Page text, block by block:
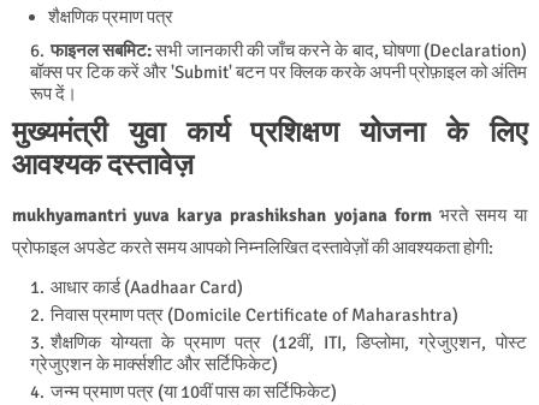
शैक्षणिक प्रमाण पत्र
फाइनल सबमिट:सभी जानकारी की जाँच करने के बाद, घोषणा (Declaration)
बॉक्स पर टिक करें और 'Submit' बटन पर क्लिक करके अपनी प्रोफ़ाइल को अंतिम
रूप दें।
मुख्यमंत्री युवा कार्य प्रशिक्षण योजना के लिए
आवश्यक दस्तावेज़
mukhyamantri yuva karya prashikshan yojana formभरते समय या
प्रोफाइल अपडेट करते समय आपको निम्नलिखित दस्तावेज़ों की आवश्यकता होगी:
आधार कार्ड (Aadhaar Card)
निवास प्रमाण पत्र (Domicile Certificate of Maharashtra)
शैक्षणिक योग्यता के प्रमाण पत्र (12वीं, ITI, डिप्लोमा, ग्रेजुएशन, पोस्ट
ग्रेजुएशन के मार्क्सशीट और सर्टिफिकेट)
जन्म प्रमाण पत्र (या 10वीं पास का सर्टिफिकेट)